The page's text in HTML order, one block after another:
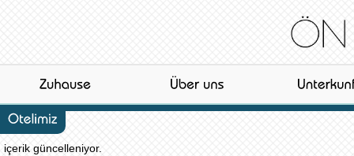
içerik güncelleniyor.